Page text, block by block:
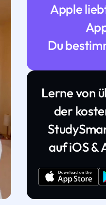
Apple
Du
Lerne von
der
auf iOS &